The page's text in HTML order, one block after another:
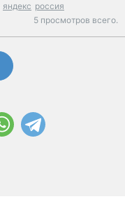
яндекс россия
5 просмотров всего.